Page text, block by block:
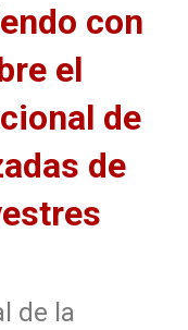
con
el
de
de
de la